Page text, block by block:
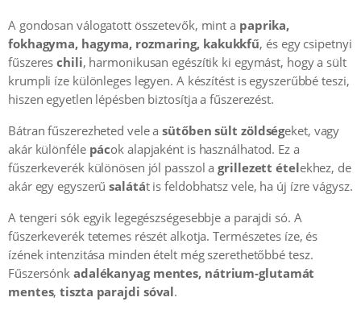
A gondosan válogatott összetevők, mint a paprika,
fokhagyma, hagyma, rozmaring, kakukkfű, és egy csipetnyi
fűszereschili, harmonikusan egészítik ki egymást, hogy a sült
krumpli íze különleges legyen. A készítést is egyszerűbbé teszi,
hiszen egyetlen lépésben biztosítja a fűszerezést.
Bátran fűszerezheted vele asütőben sült zöldségeket, vagy
akár különféle pácok alapjaként is használhatod. Ez a
fűszerkeverék különösen jól passzol agrillezett ételekhez, de
akár egy egyszerűsalátát is feldobhatsz vele, ha új ízre vágysz.
A tengeri sók egyik legegészségesebbje a parajdi só. A
fűszerkeverék tetemes részét alkotja. Természetes íze, és
ízének intenzitása minden ételt még szerethetőbbé tesz.
Fűszersónk adalékanyag mentes, nátrium-glutamát
mentes,tiszta parajdi sóval.